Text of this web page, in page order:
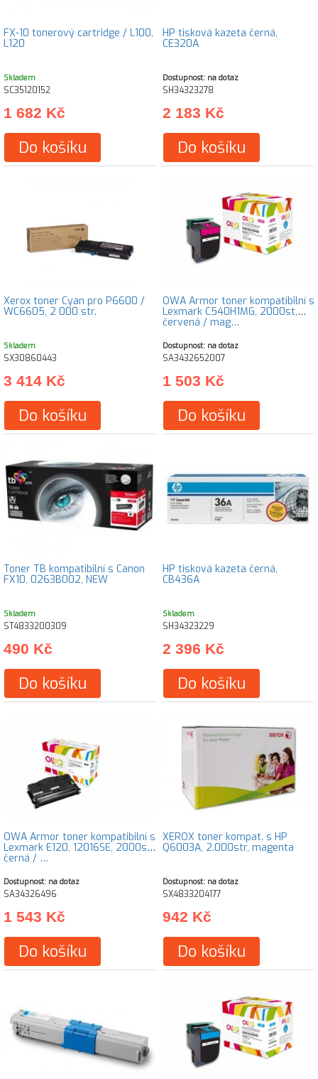
FX-10 tonerový cartridge / L100,
L120
Skladem
SC35120152
1 682 Kč
Do košíku
HP tisková kazeta černá,
CE320A
Dostupnost: na dotaz
SH34323278
2 183 Kč
Do košíku
Xerox toner Cyan pro P6600 /
WC6605, 2 000 str.
Skladem
SX30860443
3 414 Kč
Do košíku
OWA Armor toner kompatibilní s
Lexmark C540H1MG, 2000st,
červená / mag…
Dostupnost: na dotaz
SA3432652007
1 503 Kč
Do košíku
Toner TB kompatibilní s Canon
FX10, 0263B002, NEW
Skladem
ST4833200309
490 Kč
Do košíku
HP tisková kazeta černá,
CB436A
Skladem
SH34323229
2 396 Kč
Do košíku
OWA Armor toner kompatibilní s
Lexmark E120, 12016SE, 2000st,
černá / …
Dostupnost: na dotaz
SA34326496
1 543 Kč
Do košíku
XEROX toner kompat. s HP
Q6003A, 2.000str, magenta
Dostupnost: na dotaz
SX4833204177
942 Kč
Do košíku